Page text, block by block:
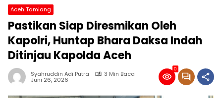
Aceh Tamiang
Pastikan Siap Diresmikan Oleh
Kapolri, Huntap Bhara Daksa Indah
Ditinjau Kapolda Aceh
Syahruddin Adi Putra 3 Min Baca
Juni 26, 2026
0